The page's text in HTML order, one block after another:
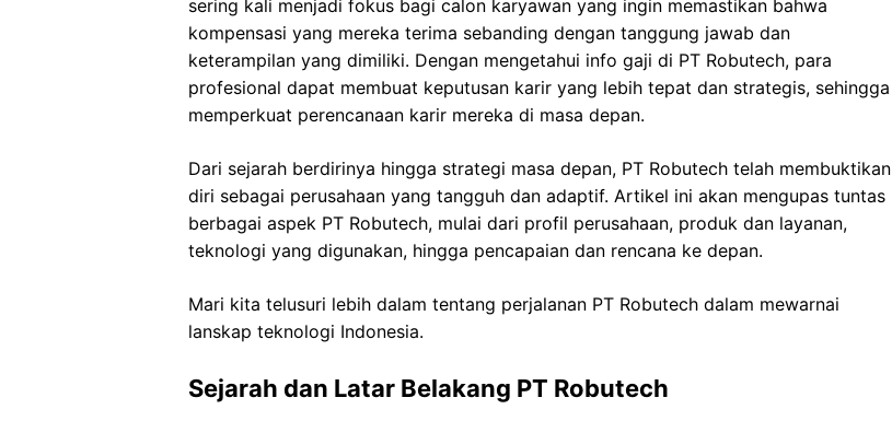
sering kali menjadi fokus bagi calon karyawan yang ingin memastikan bahwa
kompensasi yang mereka terima sebanding dengan tanggung jawab dan
keterampilan yang dimiliki. Dengan mengetahui info gaji di PT Robutech, para
profesional dapat membuat keputusan karir yang lebih tepat dan strategis, sehingga
memperkuat perencanaan karir mereka di masa depan.
Dari sejarah berdirinya hingga strategi masa depan, PT Robutech telah membuktikan
diri sebagai perusahaan yang tangguh dan adaptif. Artikel ini akan mengupas tuntas
berbagai aspek PT Robutech, mulai dari profil perusahaan, produk dan layanan,
teknologi yang digunakan, hingga pencapaian dan rencana ke depan.
Mari kita telusuri lebih dalam tentang perjalanan PT Robutech dalam mewarnai
lanskap teknologi Indonesia.
Sejarah dan Latar Belakang PT Robutech